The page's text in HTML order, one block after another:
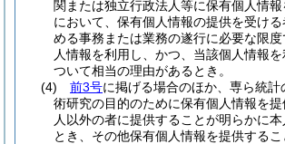
関または独立行政法人等に保有個人情
において、保有個人情報の提供を受け
める事務または業務の遂行に必要な限
人情報を利用し、かつ、当該個人情報
ついて相当の理由があるとき。
(4)
前3号に掲げる場合のほか、専ら統計
術研究の目的のために保有個人情報を
人以外の者に提供することが明らかに
とき、その他保有個人情報を提供する